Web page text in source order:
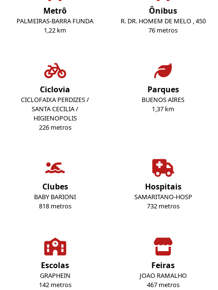
Metrô
PALMEIRAS-BARRA FUNDA
1,22 km
Ônibus
R. DR. HOMEM DE MELO , 450
76 metros
Ciclovia
CICLOFAIXA PERDIZES /
SANTA CECILIA /
HIGIENOPOLIS
226 metros
Parques
BUENOS AIRES
1,37 km
Clubes
BABY BARIONI
818 metros
Hospitais
SAMARITANO-HOSP
732 metros
Escolas
GRAPHEIN
142 metros
Feiras
JOAO RAMALHO
467 metros